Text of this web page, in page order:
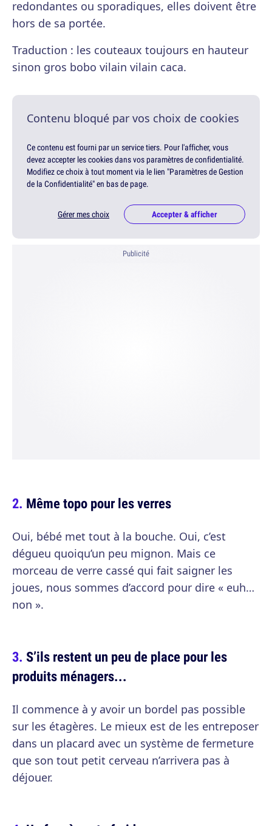
redondantes ou sporadiques, elles doivent être
hors de sa portée.
Traduction : les couteaux toujours en hauteur
sinon gros bobo vilain vilain caca.
Contenu bloqué par vos choix de cookies
Ce contenu est fourni par un service tiers. Pour l'afficher, vous
devez accepter les cookies dans vos paramètres de confidentialité.
Modifiez ce choix à tout moment via le lien "Paramètres de Gestion
de la Confidentialité" en bas de page.
Gérer mes choix Accepter & afficher
Publicité
Même topo pour les verres
Oui, bébé met tout à la bouche. Oui, c’est
dégueu quoiqu’un peu mignon. Mais ce
morceau de verre cassé qui fait saigner les
joues, nous sommes d’accord pour dire « euh…
non ».
S’ils restent un peu de place pour les
produits ménagers...
Il commence à y avoir un bordel pas possible
sur les étagères. Le mieux est de les entreposer
dans un placard avec un système de fermeture
que son tout petit cerveau n’arrivera pas à
déjouer.